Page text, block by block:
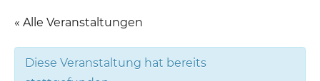
« Alle Veranstaltungen
Diese Veranstaltung hat bereits